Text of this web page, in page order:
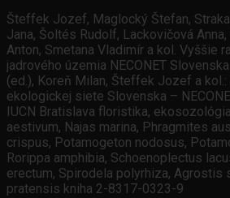
Šteffek Jozef, Maglocký Štefan,
Jana, Šoltés Rudolf, Lackovičová
Anton, Smetana Vladimír a kol. Vyššie
jadrového územia NECONET
(ed.), Koreň Milan, Šteffek Jozef a kol.:
ekologickej siete Slovenska –
IUCN Bratislava floristika,
aestivum, Najas marina, Phragmites
crispus, Potamogeton nodosus,
Rorippa amphibia, Schoenoplectus
erectum, Spirodela polyrhiza, Agrostis
pratensis kniha 2-8317-0323-9